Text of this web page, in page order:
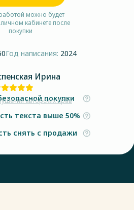
можно будет
личном кабинете после
покупки
Год написания: 2024
Ирина
авторских прав
покупки
текста выше 50%
снять с продажи